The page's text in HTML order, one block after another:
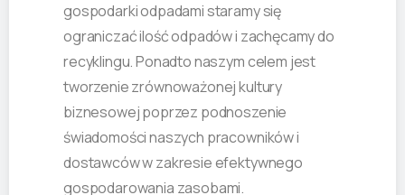
gospodarki odpadami staramy się
ograniczać ilość odpadów i zachęcamy do
recyklingu. Ponadto naszym celem jest
tworzenie zrównoważonej kultury
biznesowej poprzez podnoszenie
świadomości naszych pracowników i
dostawców w zakresie efektywnego
gospodarowania zasobami.